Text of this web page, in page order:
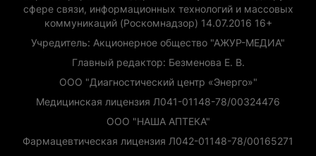
сфере связи, информационных технологий и массовых
коммуникаций (Роскомнадзор) 14.07.2016 16+
Учредитель: Акционерное общество "АЖУР-МЕДИА"
Главный редактор: Безменова Е. В.
ООО "Диагностический центр «Энерго»"
Медицинская лицензия Л041-01148-78/00324476
ООО "НАША АПТЕКА"
Фармацевтическая лицензия Л042-01148-78/00165271